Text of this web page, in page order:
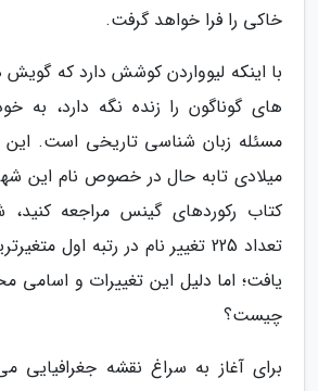
خاکی را فرا خواهد گرفت.
با اینکه لیوواردن کوشش دارد که
های گوناگون را زنده نگه دارد، به
مسئله زبان شناسی تاریخی است. این
میلادی تابه حال در خصوص نام این
کتاب رکوردهای گینس مراجعه کنید،
تعداد 225 تغییر نام در رتبه اول
یافت؛ اما دلیل این تغییرات و اسامی
چیست؟
برای آغاز به سراغ نقشه جغرافیایی